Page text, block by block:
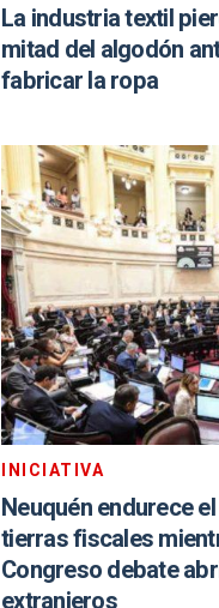
La industria textil
mitad del algodón
fabricar la ropa
INICIATIVA
Neuquén endurece
tierras fiscales
Congreso debate